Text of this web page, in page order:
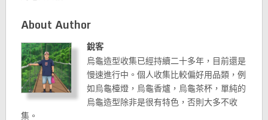
About Author
銳客
烏龜造型收集已經持續二十多年，目前還是
慢速進行中。個人收集比較偏好用品類，例
如烏龜檯燈，烏龜香爐，烏龜茶杯，單純的
烏龜造型除非是很有特色，否則大多不收
集。